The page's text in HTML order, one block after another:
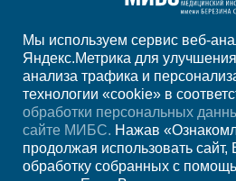
+7 (3519)
пн-сб 7:00-23:00,
Регион
Записаться
Мы используем сервис веб-
Яндекс.Метрика для
анализа трафика и
технологии «cookie» в
обработки персональных
сайте МИБС. Нажав
продолжая использовать
обработку собранных с